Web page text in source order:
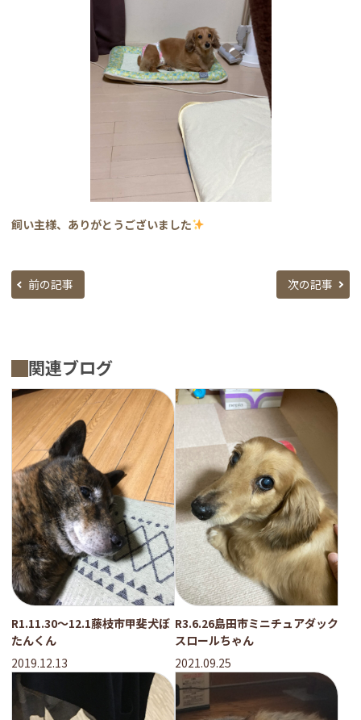
飼い主様、ありがとうございました
前の記事 次の記事
関連ブログ
R1.11.30〜12.1藤枝市甲斐犬ぼ
たんくん
2019.12.13
R3.6.26島田市ミニチュアダック
スロールちゃん
2021.09.25